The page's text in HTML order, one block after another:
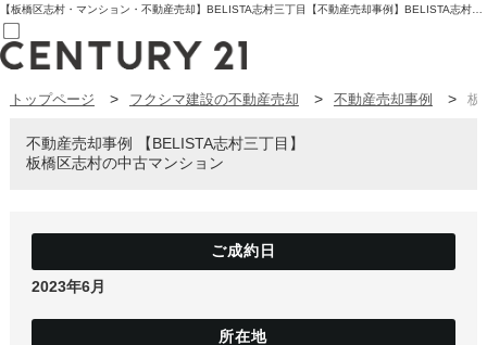
売買部
賃貸部
03-6912-3505
ログイン
物件閲覧履歴
物件を探す
購入TOP
トップページ フクシマ建設の不動産売却 不動産売却事例 板
不動産売却事例
BELISTA志村三丁目
板橋区志村の中古マンション
2023年6月